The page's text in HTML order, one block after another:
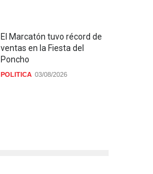
El Marcatón tuvo récord de
ventas en la Fiesta del
Poncho
POLITICA 03/08/2026